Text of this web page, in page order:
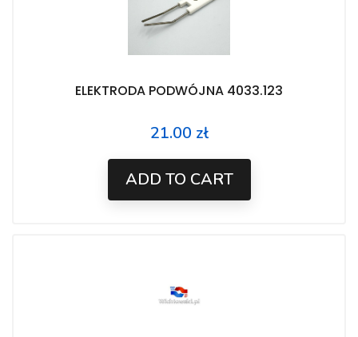
ELEKTRODA PODWÓJNA 4033.123
Price
21.00 zł
ADD TO CART